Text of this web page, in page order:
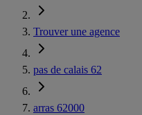
Trouver une agence
pas de calais 62
arras 62000